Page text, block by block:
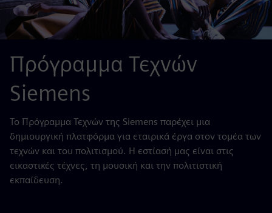
Πρόγραμμα Τεχνών
Siemens
Το Πρόγραμμα Τεχνών της Siemens παρέχει μια
δημιουργική πλατφόρμα για εταιρικά έργα στον τομέα των
τεχνών και του πολιτισμού. Η εστίασή μας είναι στις
εικαστικές τέχνες, τη μουσική και την πολιτιστική
εκπαίδευση.